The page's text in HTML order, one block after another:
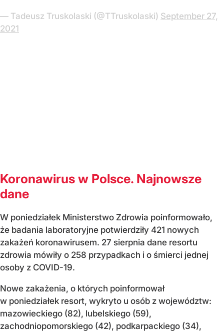
— Tadeusz Truskolaski (@TTruskolaski) September 27,
2021
Koronawirus w Polsce. Najnowsze
dane
W poniedziałek Ministerstwo Zdrowia poinformowało,
że badania laboratoryjne potwierdziły 421 nowych
zakażeń koronawirusem. 27 sierpnia dane resortu
zdrowia mówiły o 258 przypadkach i o śmierci jednej
osoby z COVID-19.
Nowe zakażenia, o których poinformował
w poniedziałek resort, wykryto u osób z województw:
mazowieckiego (82), lubelskiego (59),
zachodniopomorskiego (42), podkarpackiego (34),